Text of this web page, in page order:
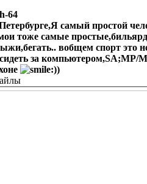
64
самый простой
тоже самые
вобщем спорт это
за компьютером,SA;MP/
)